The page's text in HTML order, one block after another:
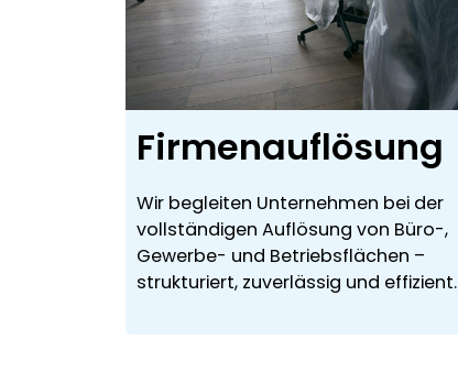
Firmenauflösung
Wir begleiten Unternehmen bei der
vollständigen Auflösung von Büro-,
Gewerbe- und Betriebsflächen –
strukturiert, zuverlässig und effizient.